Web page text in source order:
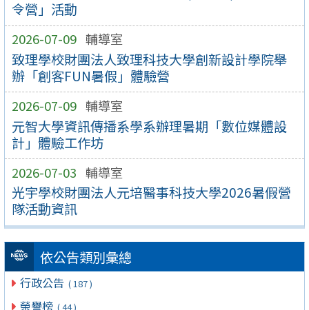
令營」活動
2026-07-09 輔導室
致理學校財團法人致理科技大學創新設計學院舉
辦「創客FUN暑假」體驗營
2026-07-09 輔導室
元智大學資訊傳播系學系辦理暑期「數位媒體設
計」體驗工作坊
2026-07-03 輔導室
光宇學校財團法人元培醫事科技大學2026暑假營
隊活動資訊
依公告類別彙總
行政公告 ( 187 )
榮譽榜 ( 44 )